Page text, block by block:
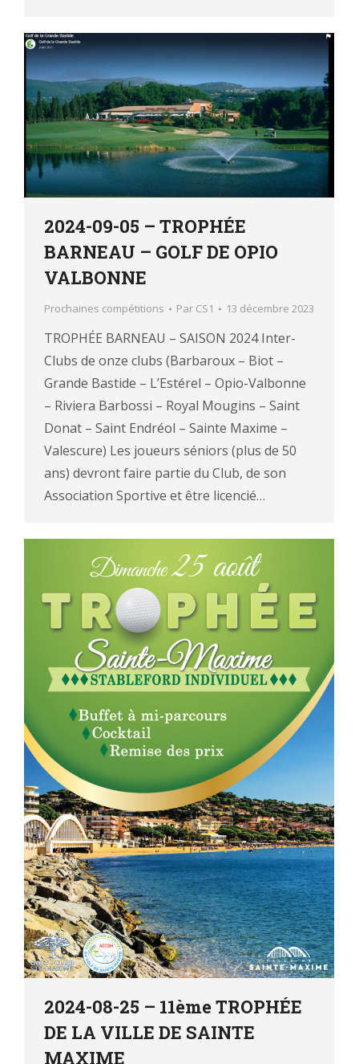
2024-09-05 – TROPHÉE
BARNEAU – GOLF DE OPIO
VALBONNE
Prochaines compétitions Par CS1 13 décembre 2023
TROPHÉE BARNEAU – SAISON 2024 Inter-
Clubs de onze clubs (Barbaroux – Biot –
Grande Bastide – L’Estérel – Opio-Valbonne
– Riviera Barbossi – Royal Mougins – Saint
Donat – Saint Endréol – Sainte Maxime –
Valescure) Les joueurs séniors (plus de 50
ans) devront faire partie du Club, de son
Association Sportive et être licencié…
2024-08-25 – 11ème TROPHÉE
DE LA VILLE DE SAINTE
MAXIME